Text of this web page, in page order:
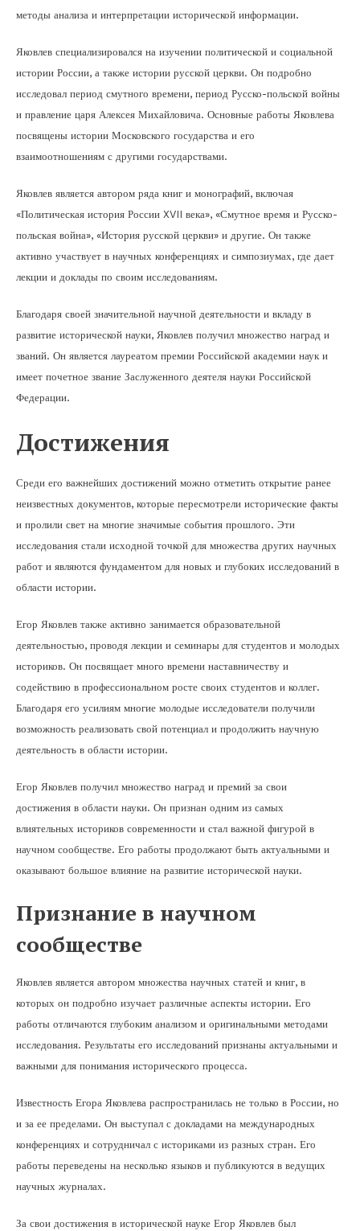
методы анализа и интерпретации исторической информации.
Яковлев специализировался на изучении политической и социальной
истории России, а также истории русской церкви. Он подробно
исследовал период смутного времени, период Русско-польской войны
и правление царя Алексея Михайловича. Основные работы Яковлева
посвящены истории Московского государства и его
взаимоотношениям с другими государствами.
Яковлев является автором ряда книг и монографий, включая
«Политическая история России XVII века», «Смутное время и Русско-
польская война», «История русской церкви» и другие. Он также
активно участвует в научных конференциях и симпозиумах, где дает
лекции и доклады по своим исследованиям.
Благодаря своей значительной научной деятельности и вкладу в
развитие исторической науки, Яковлев получил множество наград и
званий. Он является лауреатом премии Российской академии наук и
имеет почетное звание Заслуженного деятеля науки Российской
Федерации.
Достижения
Среди его важнейших достижений можно отметить открытие ранее
неизвестных документов, которые пересмотрели исторические факты
и пролили свет на многие значимые события прошлого. Эти
исследования стали исходной точкой для множества других научных
работ и являются фундаментом для новых и глубоких исследований в
области истории.
Егор Яковлев также активно занимается образовательной
деятельностью, проводя лекции и семинары для студентов и молодых
историков. Он посвящает много времени наставничеству и
содействию в профессиональном росте своих студентов и коллег.
Благодаря его усилиям многие молодые исследователи получили
возможность реализовать свой потенциал и продолжить научную
деятельность в области истории.
Егор Яковлев получил множество наград и премий за свои
достижения в области науки. Он признан одним из самых
влиятельных историков современности и стал важной фигурой в
научном сообществе. Его работы продолжают быть актуальными и
оказывают большое влияние на развитие исторической науки.
Признание в научном
сообществе
Яковлев является автором множества научных статей и книг, в
которых он подробно изучает различные аспекты истории. Его
работы отличаются глубоким анализом и оригинальными методами
исследования. Результаты его исследований признаны актуальными и
важными для понимания исторического процесса.
Известность Егора Яковлева распространилась не только в России, но
и за ее пределами. Он выступал с докладами на международных
конференциях и сотрудничал с историками из разных стран. Его
работы переведены на несколько языков и публикуются в ведущих
научных журналах.
За свои достижения в исторической науке Егор Яковлев был